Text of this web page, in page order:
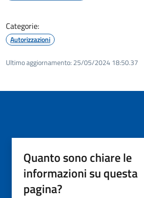
Categorie:
Autorizzazioni
Ultimo aggiornamento: 25/05/2024 18:50.37
Quanto sono chiare le
informazioni su questa
pagina?